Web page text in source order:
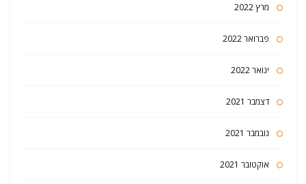
מרץ 2022
פברואר 2022
ינואר 2022
דצמבר 2021
נובמבר 2021
אוקטובר 2021